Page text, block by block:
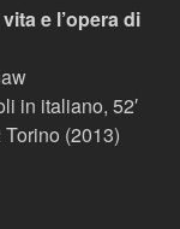
e l’opera di
in italiano, 52′
(2013)